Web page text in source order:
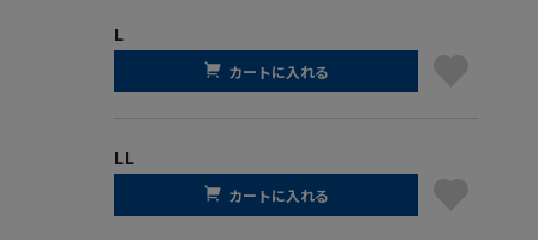
L
カートに入れる
LL
カートに入れる